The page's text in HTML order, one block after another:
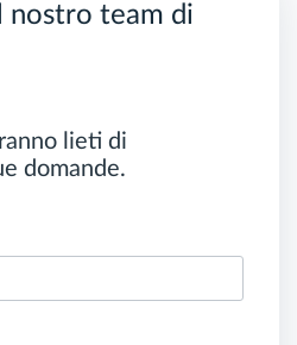
nostro team di
lieti di
domande.